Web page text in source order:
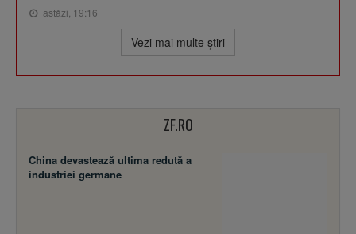
astăzi, 19:16
Vezi mai multe ştiri
ZF.RO
China devastează ultima redută a
industriei germane